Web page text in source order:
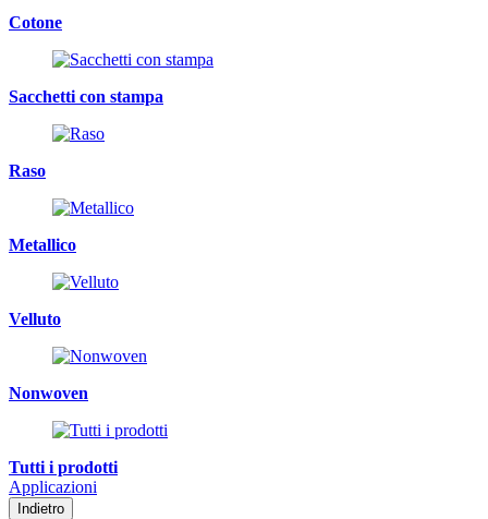
Cotone
Sacchetti con stampa
Raso
Metallico
Velluto
Nonwoven
Tutti i prodotti
Applicazioni
Indietro